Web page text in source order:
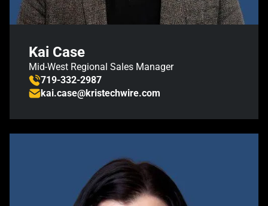
Kai Case
Mid-West Regional Sales Manager
719-332-2987
kai.case@kristechwire.com